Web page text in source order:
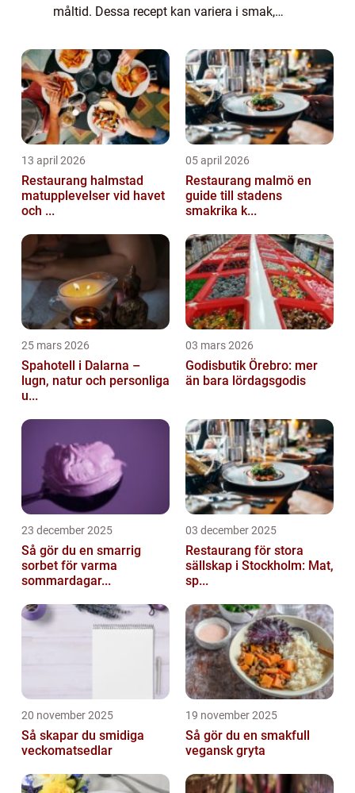
måltid. Dessa recept kan variera i smak,
fantastisk möjlighet att utforska den...
13 april 2026
Restaurang halmstad
matupplevelser vid havet
och ...
05 april 2026
Restaurang malmö en
guide till stadens
smakrika k...
25 mars 2026
Spahotell i Dalarna –
lugn, natur och personliga
u...
03 mars 2026
Godisbutik Örebro: mer
än bara lördagsgodis
23 december 2025
Så gör du en smarrig
sorbet för varma
sommardagar...
03 december 2025
Restaurang för stora
sällskap i Stockholm: Mat,
sp...
20 november 2025
Så skapar du smidiga
veckomatsedlar
19 november 2025
Så gör du en smakfull
vegansk gryta